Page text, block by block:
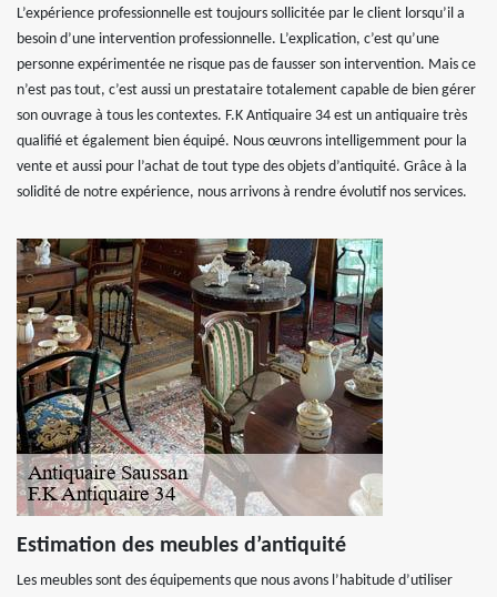
L’expérience professionnelle est toujours sollicitée par le client lorsqu’il a
besoin d’une intervention professionnelle. L’explication, c’est qu’une
personne expérimentée ne risque pas de fausser son intervention. Mais ce
n’est pas tout, c’est aussi un prestataire totalement capable de bien gérer
son ouvrage à tous les contextes. F.K Antiquaire 34 est un antiquaire très
qualifié et également bien équipé. Nous œuvrons intelligemment pour la
vente et aussi pour l’achat de tout type des objets d’antiquité. Grâce à la
solidité de notre expérience, nous arrivons à rendre évolutif nos services.
Estimation des meubles d’antiquité
Les meubles sont des équipements que nous avons l’habitude d’utiliser